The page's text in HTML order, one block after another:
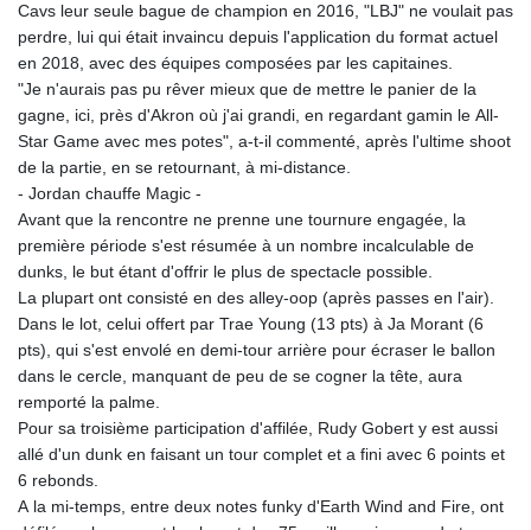
Cavs leur seule bague de champion en 2016, "LBJ" ne voulait pas
perdre, lui qui était invaincu depuis l'application du format actuel
en 2018, avec des équipes composées par les capitaines.
"Je n'aurais pas pu rêver mieux que de mettre le panier de la
gagne, ici, près d'Akron où j'ai grandi, en regardant gamin le All-
Star Game avec mes potes", a-t-il commenté, après l'ultime shoot
de la partie, en se retournant, à mi-distance.
- Jordan chauffe Magic -
Avant que la rencontre ne prenne une tournure engagée, la
première période s'est résumée à un nombre incalculable de
dunks, le but étant d'offrir le plus de spectacle possible.
La plupart ont consisté en des alley-oop (après passes en l'air).
Dans le lot, celui offert par Trae Young (13 pts) à Ja Morant (6
pts), qui s'est envolé en demi-tour arrière pour écraser le ballon
dans le cercle, manquant de peu de se cogner la tête, aura
remporté la palme.
Pour sa troisième participation d'affilée, Rudy Gobert y est aussi
allé d'un dunk en faisant un tour complet et a fini avec 6 points et
6 rebonds.
A la mi-temps, entre deux notes funky d'Earth Wind and Fire, ont